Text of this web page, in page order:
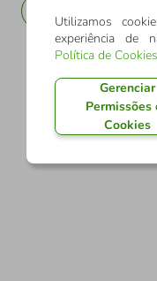
Utilizamos
experiência de
Política de Cookies
Gerenciar
Permissões
Cookies